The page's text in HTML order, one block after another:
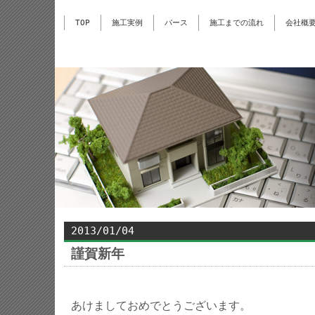
TOP 施工実例 パース 施工までの流れ 会社概
2013/01/04
謹賀新年
あけましておめでとうございます。